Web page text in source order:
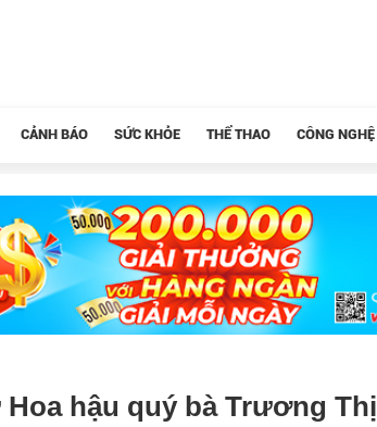
CẢNH BÁO SỨC KHỎE THỂ THAO CÔNG NGHỆ
hậu quý bà Trương Thị